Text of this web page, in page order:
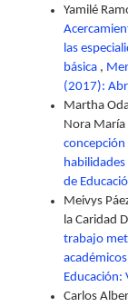
Yamilé
las
básica ,
(2017):
Martha
Nora María
concepción
de
Meivys
la Caridad
trabajo
Carlos